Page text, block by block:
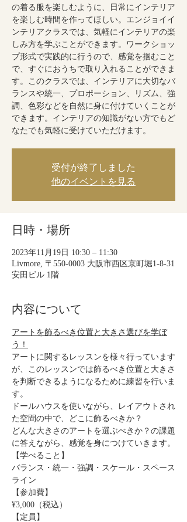
の着る服を楽しむように、日常にインテリア
を楽しむ時間を作ってほしい。エンジョイイ
ンテリアクラスでは、気軽にインテリアの楽
しみ方を学ぶことができます。ワークショッ
プ形式で実践的に行うので、感覚を掴むこと
で、すぐにおうちで取り入れることができま
す。このクラスでは、インテリアに大切なバ
ランスや統一、プロポーション、リズム、強
調、色彩などを自然に身に付けていくことが
できます。インテリアの知識がない方でもど
なたでも気軽に受けていただけます。
受付が終了しました
他のイベントを見る
日時・場所
2023年11月19日 10:30 – 11:30
Livmore, 〒550-0003 大阪市西区京町堀1-8-31
安田ビル 1階
内容について
アートを飾るべき位置と大きさ選びを学ぼ
う！
アートに関するレッスンを様々行っています
が、このレッスンでは飾るべき位置と大きさ
を判断できるようになるために練習を行いま
す。
ドールハウスを使いながら、レイアウトされ
た空間の中で、どこに飾るべきか？
どんな大きさのアートを選ぶべきか？の課題
に答えながら、感覚を身につけていきます。
【学べること】
バランス・統一・強調・スケール・スペース
ライン
【参加費】
¥3,000（税込）
【定員】